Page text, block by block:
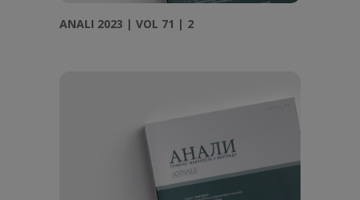
ANALI 2023 | VOL 71 | 2